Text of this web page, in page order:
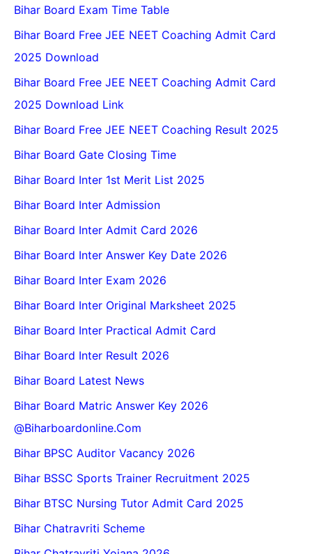
Bihar Board Exam Time Table
Bihar Board Free JEE NEET Coaching Admit Card
2025 Download
Bihar Board Free JEE NEET Coaching Admit Card
2025 Download Link
Bihar Board Free JEE NEET Coaching Result 2025
Bihar Board Gate Closing Time
Bihar Board Inter 1st Merit List 2025
Bihar Board Inter Admission
Bihar Board Inter Admit Card 2026
Bihar Board Inter Answer Key Date 2026
Bihar Board Inter Exam 2026
Bihar Board Inter Original Marksheet 2025
Bihar Board Inter Practical Admit Card
Bihar Board Inter Result 2026
Bihar Board Latest News
Bihar Board Matric Answer Key 2026
@biharboardonline.com
Bihar BPSC Auditor Vacancy 2026
Bihar BSSC Sports Trainer Recruitment 2025
Bihar BTSC Nursing Tutor Admit Card 2025
Bihar Chatravriti Scheme